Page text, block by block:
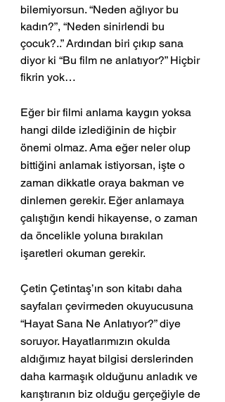
bilemiyorsun. “Neden ağlıyor bu
kadın?”, “Neden sinirlendi bu
çocuk?..” Ardından biri çıkıp sana
diyor ki “Bu film ne anlatıyor?” Hiçbir
fikrin yok…
Eğer bir filmi anlama kaygın yoksa
hangi dilde izlediğinin de hiçbir
önemi olmaz. Ama eğer neler olup
bittiğini anlamak istiyorsan, işte o
zaman dikkatle oraya bakman ve
dinlemen gerekir. Eğer anlamaya
çalıştığın kendi hikayense, o zaman
da öncelikle yoluna bırakılan
işaretleri okuman gerekir.
Çetin Çetintaş’ın son kitabı daha
sayfaları çevirmeden okuyucusuna
“Hayat Sana Ne Anlatıyor?” diye
soruyor. Hayatlarımızın okulda
aldığımız hayat bilgisi derslerinden
daha karmaşık olduğunu anladık ve
karıştıranın biz olduğu gerçeğiyle de